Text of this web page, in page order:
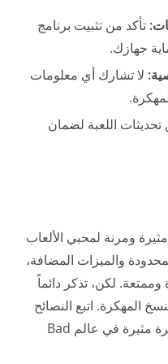
تأكد من تثبيت برنامج
جهازك.
لا تشارك أي معلومات
اللعبة لضمان
ومرنة لمحبي الألعاب
والميزات المضافة،
وممتعة. لكن، تذكر دائماً
المهكرة. اتبع النصائح
المذكورة أعلاه، واستعد لخوض مغامرة مثيرة في عالم Bad